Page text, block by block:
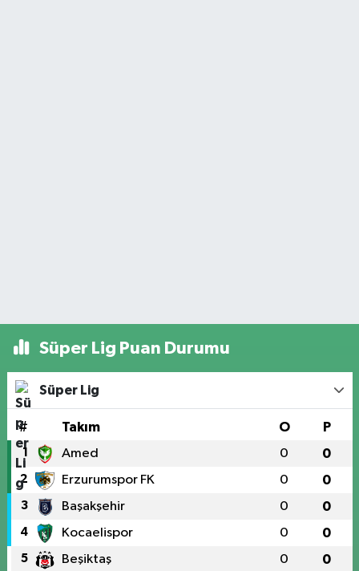
Süper Lig Puan Durumu
Süper Lig
# Takım O P
1 Amed 0 0
2 Erzurumspor FK 0 0
3 Başakşehir 0 0
4 Kocaelispor 0 0
5 Beşiktaş 0 0